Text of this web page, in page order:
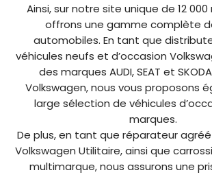
Ainsi, sur notre site unique de 12 000
offrons une gamme complète
automobiles. En tant que
véhicules neufs et d’occasion
des marques AUDI, SEAT et
Volkswagen, nous vous proposons
large sélection de véhicules
marques.
De plus, en tant que réparateur
Volkswagen Utilitaire, ainsi que
multimarque, nous assurons une